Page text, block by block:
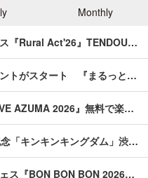
Monthly
『Rural Act'26』TENDOU…
トがスタート 『まるっと…
AZUMA 2026』無料で楽…
「キンキンキングダム」渋…
ス『BON BON BON 2026…